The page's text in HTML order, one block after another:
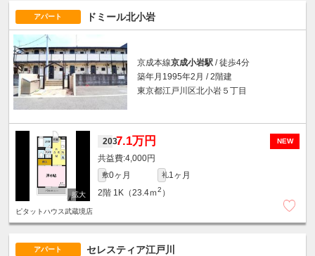
アパート ドミール北小岩
京成本線京成小岩駅 / 徒歩4分
築年月1995年2月 / 2階建
東京都江戸川区北小岩５丁目
NEW
2037.1万円
4,000円
敷0ヶ月 礼1ヶ月
2階 1K（23.4ｍ2 ）
ピタットハウス武蔵境店
アパート セレスティア江戸川